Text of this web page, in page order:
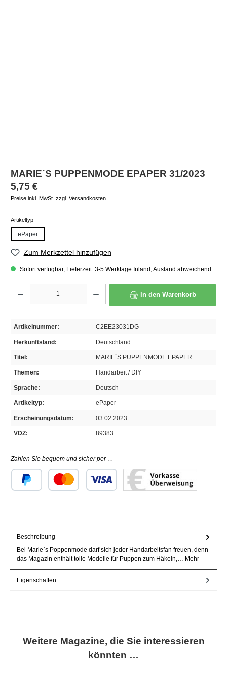
MARIE`S PUPPENMODE EPAPER 31/2023
Regulärer Preis:
5,75 €
Preise inkl. MwSt. zzgl. Versandkosten
Artikeltypauswählen
ePaper
Zum Merkzettel hinzufügen
Sofort verfügbar, Lieferzeit: 3-5 Werktage Inland, Ausland abweichend
In den Warenkorb
Artikelnummer: C2EE23031DG
Herkunftsland: Deutschland
Titel: MARIE`S PUPPENMODE EPAPER
Themen: Handarbeit / DIY
Sprache: Deutsch
Artikeltyp: ePaper
Erscheinungsdatum: 03.02.2023
VDZ: 89383
Zahlen Sie bequem und sicher per …
Beschreibung
Bei Marie`s Poppenmode darf sich jeder Handarbeitsfan freuen, denn
das Magazin enthält tolle Modelle für Puppen zum Häkeln,… Mehr
Eigenschaften
Produktgalerie überspringen
Weitere Magazine, die Sie interessieren
könnten …